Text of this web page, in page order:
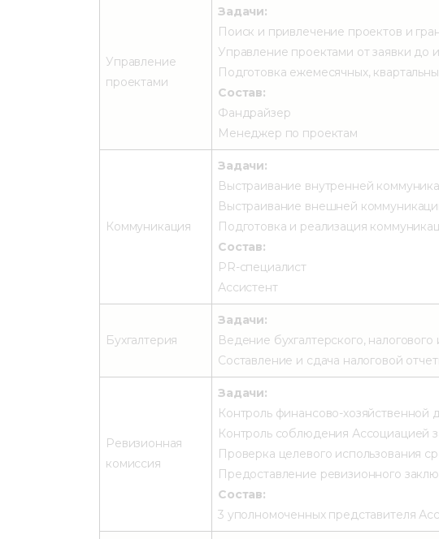
Управление
проектами
Задачи:
Поиск и привлечение проектов и
Управление проектами от заявки до
Подготовка ежемесячных,
Состав:
Фандрайзер
Менеджер по проектам
Коммуникация
Задачи:
Выстраивание внутренней
Выстраивание внешней
Подготовка и реализация
Состав:
PR-специалист
Ассистент
Бухгалтерия
Задачи:
Ведение бухгалтерского, налогового
Составление и сдача налоговой
Ревизионная
комиссия
Задачи:
Контроль финансово-хозяйственной
Контроль соблюдения Ассоциацией
Проверка целевого использования
Предоставление ревизионного
Состав:
3 уполномоченных представителя